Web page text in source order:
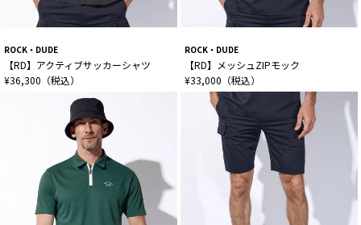
ROCK・DUDE
【RD】アクティブサッカーシャツ
¥36,300（税込）
ROCK・DUDE
【RD】メッシュZIPモック
¥33,000（税込）